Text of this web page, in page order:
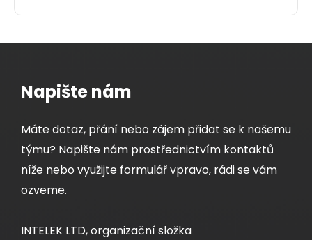
Napište nám
Máte dotaz, přání nebo zájem přidat se k našemu
týmu? Napište nám prostřednictvím kontaktů
níže nebo využijte formulář vpravo, rádi se vám
ozveme.
INTELEK LTD, organizační složka